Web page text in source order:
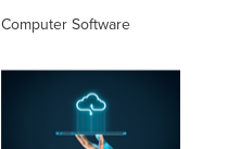
Computer Software